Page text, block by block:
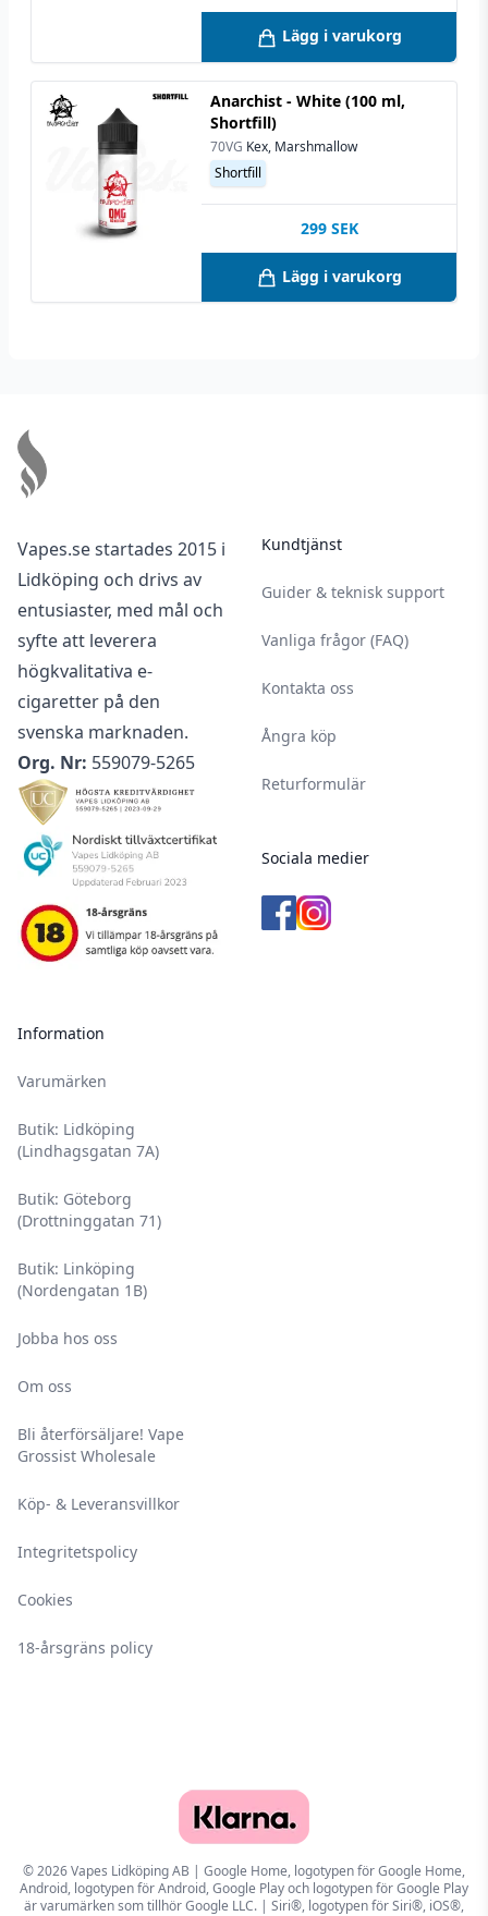
Lägg i varukorg
Anarchist - White (100 ml,
Shortfill)
70VG Kex, Marshmallow
Shortfill
299 SEK
Lägg i varukorg
Vapes.se startades 2015 i
Lidköping och drivs av
entusiaster, med mål och
syfte att leverera
högkvalitativa e-
cigaretter på den
svenska marknaden.
Org. Nr: 559079-5265
Information
Varumärken
Butik: Lidköping
(Lindhagsgatan 7A)
Butik: Göteborg
(Drottninggatan 71)
Butik: Linköping
(Nordengatan 1B)
Jobba hos oss
Om oss
Bli återförsäljare! Vape
Grossist Wholesale
Köp- & Leveransvillkor
Integritetspolicy
Cookies
18-årsgräns policy
Kundtjänst
Guider & teknisk support
Vanliga frågor (FAQ)
Kontakta oss
Ångra köp
Returformulär
Sociala medier
© 2026 Vapes Lidköping AB | Google Home, logotypen för Google Home,
Android, logotypen för Android, Google Play och logotypen för Google Play
är varumärken som tillhör Google LLC. | Siri®, logotypen för Siri®, iOS®,